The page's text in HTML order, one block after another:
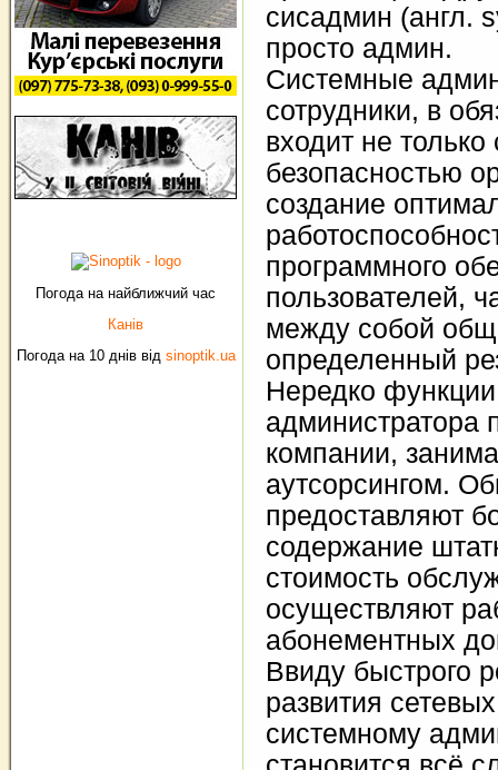
Погода на найближчий час
Канів
Погода на 10 днів від sinoptik.ua
сисадмин (англ.
просто админ.
Системные
сотрудники, в
входит не
безопасностью
создание
программного
пользователей,
между собой
определенный
Нередко
администратора
компании,
аутсорсингом.
предоставляют
содержание
стоимость
осуществляют
абонементных
Ввиду быстрого
развития
системному